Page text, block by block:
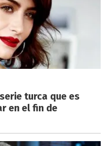
turca que es
en el fin de